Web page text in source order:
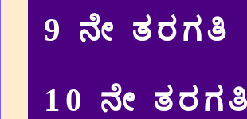
9 ನೇ ತರಗತಿ
10 ನೇ ತರಗತಿ